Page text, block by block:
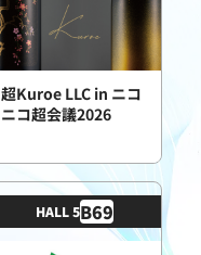
超Kuroe LLC in ニコ
ニコ超会議2026
HALL 5B69